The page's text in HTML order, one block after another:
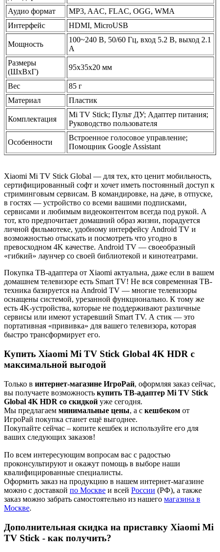
Аудио формат
MP3, AAC, FLAC, OGG, WMA
Интерфейс
HDMI, MicroUSB
Мощность
100~240 В, 50/60 Гц, вход 5.2 В, выход 2.1
А
Размеры
(ШxВxГ)
95х35х20 мм
Вес
85 г
Материал
Пластик
Комплектация
Mi TV Stick; Пульт ДУ; Адаптер питания;
Руководство пользователя
Особенности
Встроенное голосовое управление;
Помощник Google Assistant
Xiaomi Mi TV Stick Global — для тех, кто ценит мобильность,
сертифицированный софт и хочет иметь постоянный доступ к
стриминговым сервисам. В командировке, на даче, в отпуске,
в гостях — устройство со всеми вашими подписками,
сервисами и любимым видеоконтентом всегда под рукой. А
тот, кто предпочитает домашний образ жизни, порадуется
личной фильмотеке, удобному интерфейсу Android TV и
возможностью отыскать и посмотреть что угодно в
превосходном 4K качестве. Android TV — своеобразный
«гибкий» лаунчер со своей библиотекой и кинотеатрами.
Покупка ТВ-адаптера от Xiaomi актуальна, даже если в вашем
домашнем телевизоре есть Smart TV! Не вся современная ТВ-
техника базируется на Android TV — многие телевизоры
оснащены системой, урезанной функционально. К тому же
есть 4K-устройства, которые не поддерживают различные
сервисы или имеют устаревший Smart TV. А стик — это
портативная «прививка» для вашего телевизора, которая
быстро трансформирует его.
Купить Xiaomi Mi TV Stick Global 4K HDR с
максимальной выгодой
Только в интернет-магазине ИгроРай, оформляя заказ сейчас,
вы получаете возможность купить ТВ-адаптер Mi TV Stick
Global 4K HDR со скидкой уже сегодня.
Мы предлагаем минимальные цены, а с кешбеком от
ИгроРай покупка станет ещё выгоднее.
Покупайте сейчас – копите кешбек и используйте его для
ваших следующих заказов!
По всем интересующим вопросам вас с радостью
проконсультируют и окажут помощь в выборе наши
квалифицированные специалисты.
Оформить заказ на продукцию в нашем интернет-магазине
можно с доставкой по Москве и всей России (РФ), а также
заказ можно забрать самостоятельно из нашего магазина в
Москве.
Дополнительная скидка на приставку Xiaomi Mi
TV Stick - как получить?